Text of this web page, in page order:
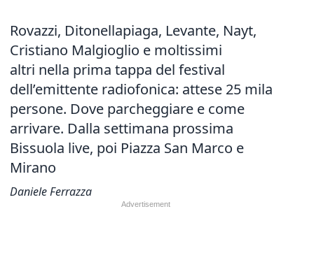
Rovazzi, Ditonellapiaga, Levante, Nayt,
Cristiano Malgioglio e moltissimi
altri nella prima tappa del festival
dell’emittente radiofonica: attese 25 mila
persone. Dove parcheggiare e come
arrivare. Dalla settimana prossima
Bissuola live, poi Piazza San Marco e
Mirano
Daniele Ferrazza